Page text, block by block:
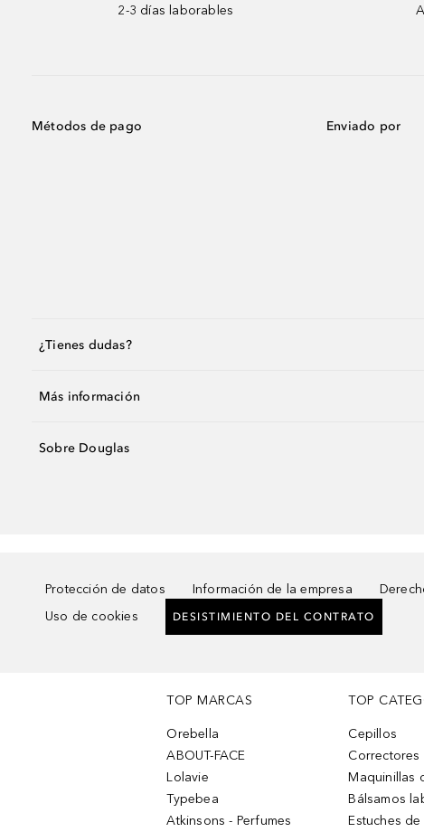
2-3 días laborables
Métodos de pago Enviado por
¿Tienes dudas?
Más información
Sobre Douglas
Protección de datos Información de la empresa
Uso de cookies
DESISTIMIENTO DEL CONTRATO
TOP MARCAS
Orebella
ABOUT-FACE
Lolavie
Typebea
Atkinsons - Perfumes
TOP
Cepillos
Correctores
Maquinillas
Bálsamos
Estuches